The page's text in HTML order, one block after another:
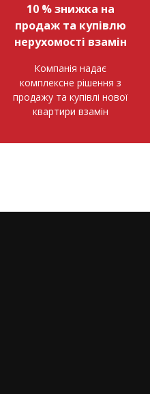
10 % знижка на
продаж та купівлю
нерухомості взамін
Компанія надає
комплексне рішення з
продажу та купівлі нової
квартири взамін